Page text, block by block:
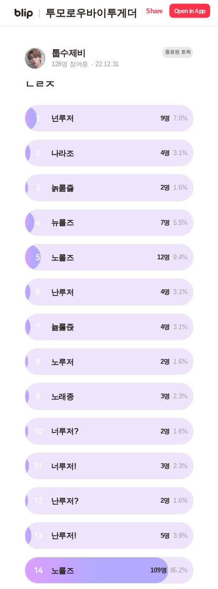
투모로우바이투게더 Share Open in App
툽수제비
128명 참여중 22.12.31
종료된 토픽
ㄴㄹㅈ
1 넌루저 9명 7.0%
2 나라조 4명 3.1%
3 놁룶즗 2명 1.6%
4 뉴롤즈 7명 5.5%
5 노롤즈 12명 9.4%
6 난루저 4명 3.1%
7 늂룷즍 4명 3.1%
8 노루저 2명 1.6%
9 노래종 3명 2.3%
10 너루저? 2명 1.6%
11 너루저! 3명 2.3%
12 난루저? 2명 1.6%
13 난루저! 5명 3.9%
14 노룰즈 109명 85.2%